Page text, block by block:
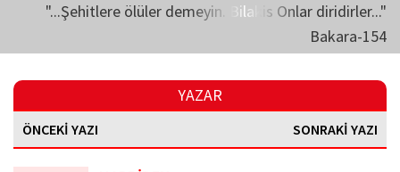
"...Şehitlere ölüler demeyin. Bilakis Onlar diridirler..."
Bakara-154
YAZAR
ÖNCEKİ YAZI SONRAKİ YAZI